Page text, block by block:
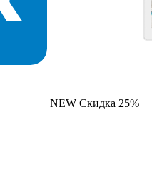
NEW Скидка 25%